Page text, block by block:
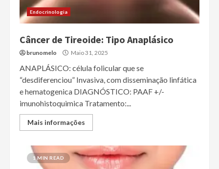
Endocrinologia
Câncer de Tireoide: Tipo Anaplásico
brunomelo Maio 31, 2025
ANAPLÁSICO: célula folicular que se
“desdiferenciou” Invasiva, com disseminação linfática
e hematogenica DIAGNÓSTICO: PAAF +/-
imunohistoquimica Tratamento:...
Mais informações
1 MIN READ